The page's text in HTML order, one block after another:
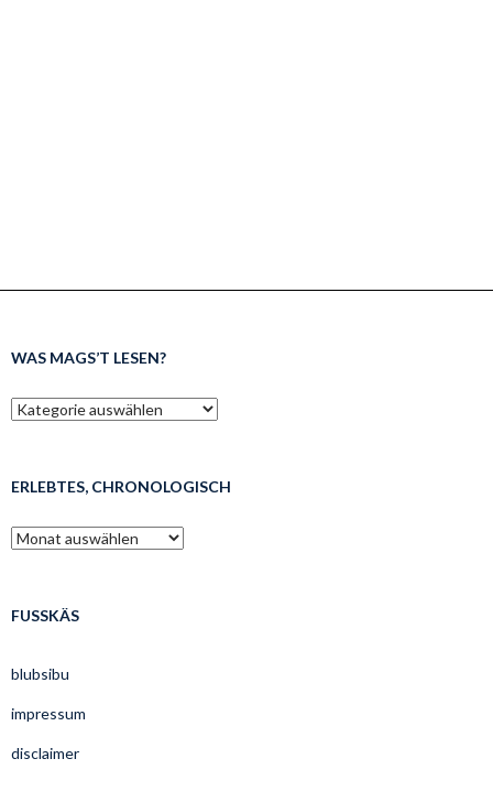
WAS MAGS’T LESEN?
was
mags’t
ERLEBTES, CHRONOLOGISCH
erlebtes,
chronologisch
FUSSKÄS
blubsibu
impressum
disclaimer